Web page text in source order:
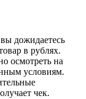
дожидаетесь
в рублях.
осмотреть на
условиям.
чек.